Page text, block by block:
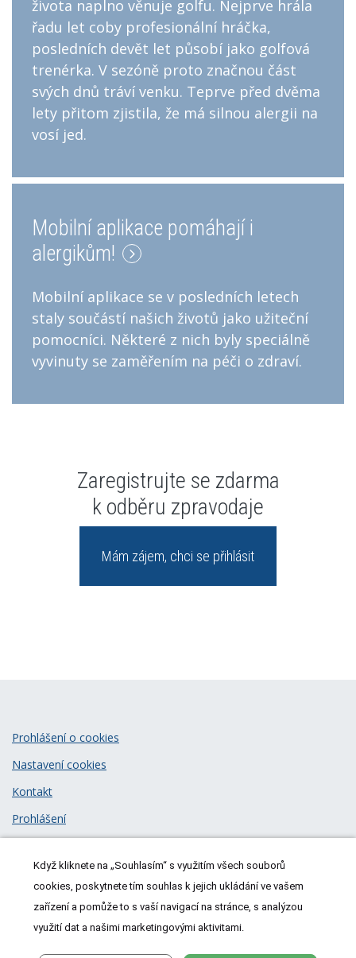
života naplno věnuje golfu. Nejprve hrála
řadu let coby profesionální hráčka,
posledních devět let působí jako golfová
trenérka. V sezóně proto značnou část
svých dnů tráví venku. Teprve před dvěma
lety přitom zjistila, že má silnou alergii na
vosí jed.
Mobilní aplikace pomáhají i
alergikům!
Mobilní aplikace se v posledních letech
staly součástí našich životů jako užiteční
pomocníci. Některé z nich byly speciálně
vyvinuty se zaměřením na péči o zdraví.
Zaregistrujte se zdarma
k odběru zpravodaje
Mám zájem, chci se přihlásit
© 2026MeDitorial| ISSN 1805-3408
Prohlášení o cookies
Nastavení cookies
Kontakt
Prohlášení
Když kliknete na „Souhlasím“ s využitím všech souborů
cookies, poskytnete tím souhlas k jejich ukládání ve vašem
zařízení a pomůže to s vaší navigací na stránce, s analýzou
využití dat a našimi marketingovými aktivitami.